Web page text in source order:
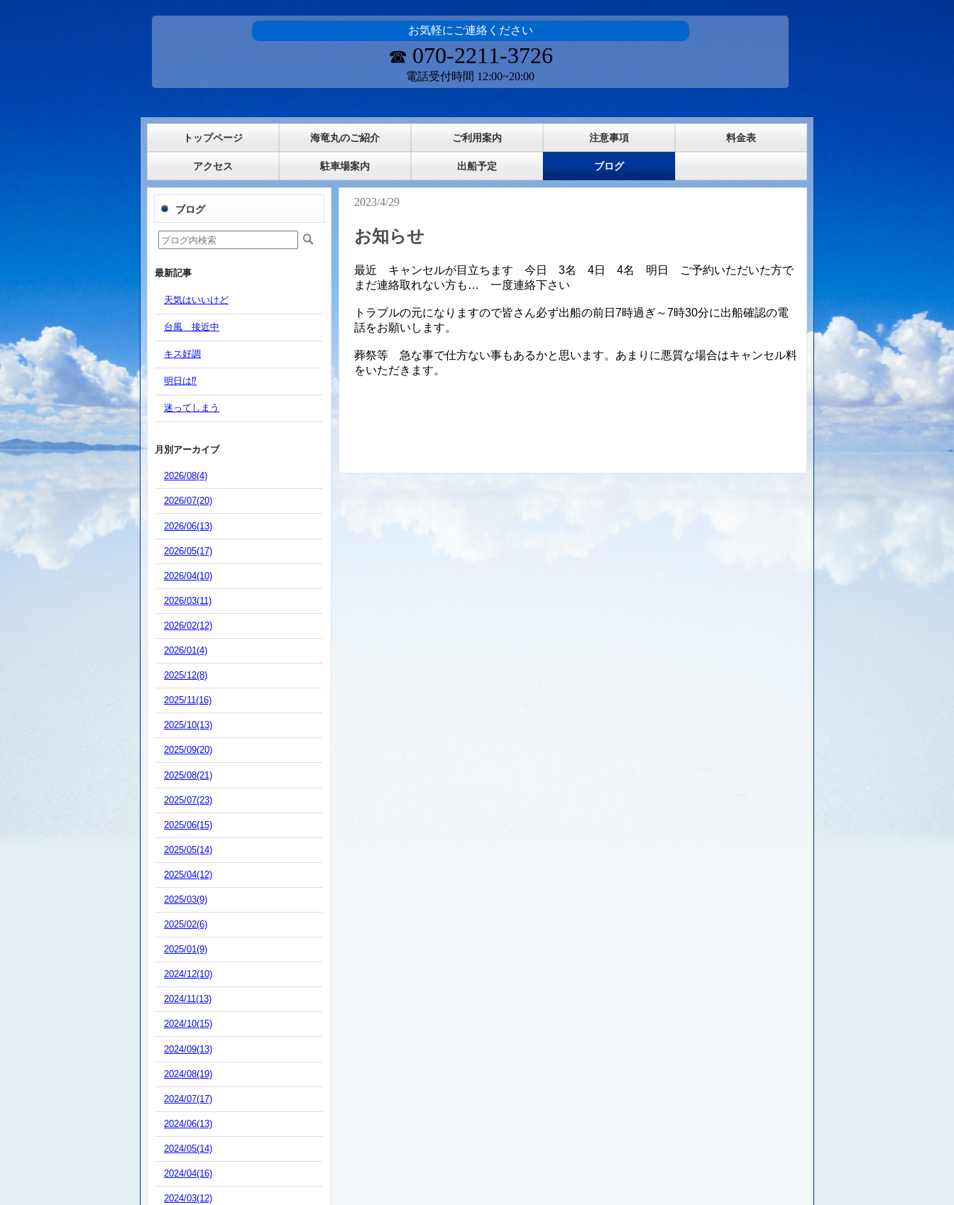
お気軽にご連絡ください
☎ 070-2211-3726
電話受付時間 12:00~20:00
トップページ 海竜丸のご紹介 ご利用案内 注意事項 料金表
アクセス 駐車場案内 出船予定 ブログ
ブログ
最新記事
天気はいいけど
台風 接近中
キス好調
明日は⁉️
迷ってしまう
月別アーカイブ
2026/08(4)
2026/07(20)
2026/06(13)
2026/05(17)
2026/04(10)
2026/03(11)
2026/02(12)
2026/01(4)
2025/12(8)
2025/11(16)
2025/10(13)
2025/09(20)
2025/08(21)
2025/07(23)
2025/06(15)
2025/05(14)
2025/04(12)
2025/03(9)
2025/02(6)
2025/01(9)
2024/12(10)
2024/11(13)
2024/10(15)
2024/09(13)
2024/08(19)
2024/07(17)
2024/06(13)
2024/05(14)
2024/04(16)
2024/03(12)
2023/4/29
お知らせ
最近 キャンセルが目立ちます 今日 3名 4日 4名 明日 ご予約いただいた方で
まだ連絡取れない方も… 一度連絡下さい
トラブルの元になりますので皆さん必ず出船の前日7時過ぎ～7時30分に出船確認の電
話をお願いします。
葬祭等 急な事で仕方ない事もあるかと思います。あまりに悪質な場合はキャンセル料
をいただきます。